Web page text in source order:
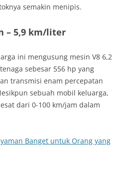
semakin menipis.
– 5,9 km/liter
ini mengusung mesin V8 6,2
sebesar 556 hp yang
transmisi enam percepatan
sebuah mobil keluarga,
dari 0-100 km/jam dalam
Banget untuk Orang yang